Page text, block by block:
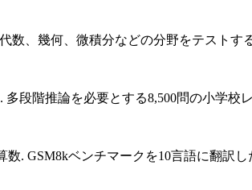
代数、幾何、微積分などの分野をテストす
. 多段階推論を必要とする8,500問の小学校
数. GSM8kベンチマークを10言語に翻訳し